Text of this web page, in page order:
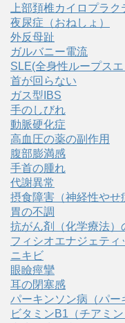
上部頚椎カイロプラ
夜尿症（おねしょ）
外反母趾
ガルバニー電流
SLE(全身性ループスエ
首が回らない
ガス型IBS
手のしびれ
動脈硬化症
高血圧の薬の副作用
腹部膨満感
手首の腫れ
代謝異常
摂食障害（神経性やせ
胃の不調
抗がん剤（化学療法）
フィシオエナジェティ
ニキビ
眼瞼痙攣
耳の閉塞感
パーキンソン病（パー
ビタミンB1（チアミン